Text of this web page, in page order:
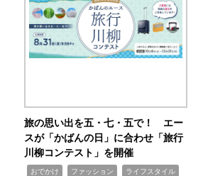
旅の思い出を五・七・五で！ エー
スが「かばんの日」に合わせ「旅行
川柳コンテスト」を開催
おでかけ ファッション ライフスタイル